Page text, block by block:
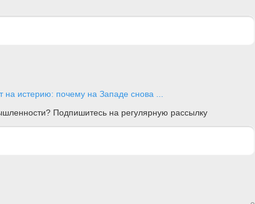
на истерию: почему на Западе снова ...
Подпишитесь на регулярную рассылку